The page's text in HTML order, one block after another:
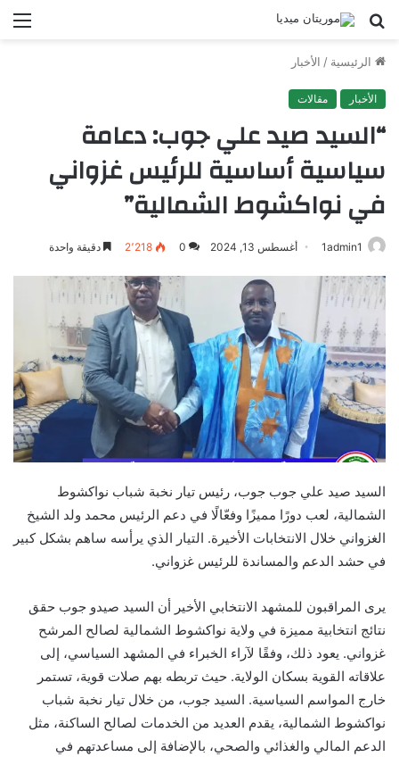
بحث
الرئيسية / الأخبار
الأخبار مقالات
“السيد صيد علي جوب: دعامة
سياسية أساسية للرئيس غزواني
في نواكشوط الشمالية”
1admin1 أغسطس 13, 2024 0 2٬218 دقيقة واحدة
السيد صيد علي جوب جوب، رئيس تيار نخبة شباب نواكشوط
الشمالية، لعب دورًا مميزًا وفعّالًا في دعم الرئيس محمد ولد الشيخ
الغزواني خلال الانتخابات الأخيرة. التيار الذي يرأسه ساهم بشكل كبير
في حشد الدعم والمساندة للرئيس غزواني.
يرى المراقبون للمشهد الانتخابي الأخير أن السيد صيدو جوب حقق
نتائج انتخابية مميزة في ولاية نواكشوط الشمالية لصالح المرشح
غزواني. يعود ذلك، وفقًا لآراء الخبراء في المشهد السياسي، إلى
علاقاته القوية بسكان الولاية. حيث تربطه بهم صلات قوية، تستمر
خارج المواسم السياسية. السيد جوب، من خلال تيار نخبة شباب
نواكشوط الشمالية، يقدم العديد من الخدمات لصالح الساكنة، مثل
الدعم المالي والغذائي والصحي، بالإضافة إلى مساعدتهم في